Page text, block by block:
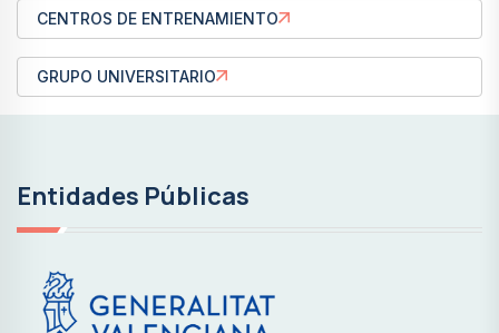
CENTROS DE ENTRENAMIENTO
GRUPO UNIVERSITARIO
Entidades Públicas